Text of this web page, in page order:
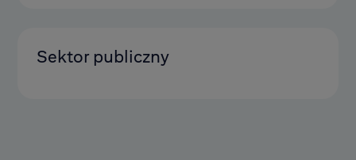
Sektor publiczny